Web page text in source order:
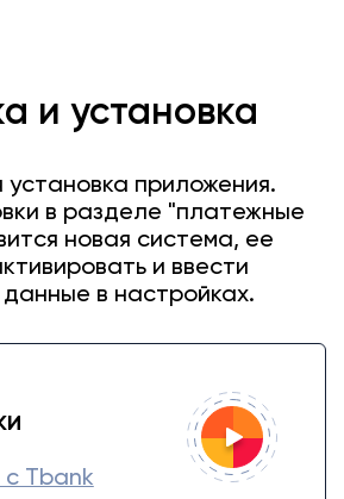
и установка
приложения.
в разделе "платежные
новая система, ее
и ввести
в настройках.
с Tbank